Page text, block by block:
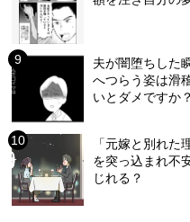
夫が闇堕ちした
へつらう姿は滑
いとダメですか
「元嫁と別れ
を突っ込まれ不
じれる？